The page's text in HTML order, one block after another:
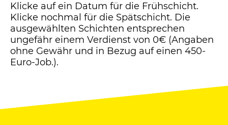
Klicke auf ein Datum für die Frühschicht.
Klicke nochmal für die Spätschicht. Die
ausgewählten Schichten entsprechen
ungefähr einem Verdienst von 0€ (Angaben
ohne Gewähr und in Bezug auf einen 450-
Euro-Job.).